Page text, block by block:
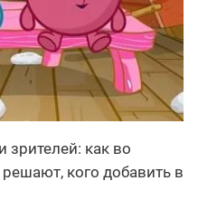
как во
кого добавить в